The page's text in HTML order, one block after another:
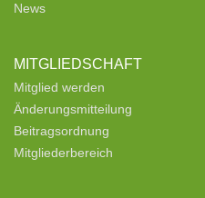
News
MITGLIEDSCHAFT
Mitglied werden
Änderungsmitteilung
Beitragsordnung
Mitgliederbereich